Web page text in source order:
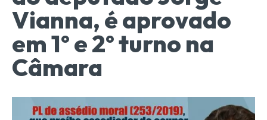
Vianna, é aprovado
em 1º e 2º turno na
Câmara